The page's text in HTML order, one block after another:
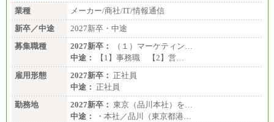
業種
メーカー/商社/IT/情報通信
新卒／中途
2027新卒・中途
募集職種
2027新卒：
（１）マーケティン…
中途：
【1】事務職 【2】営…
雇用形態
2027新卒： 正社員
中途： 正社員
勤務地
2027新卒： 東京（品川本社）を…
中途：
・本社／品川（東京都港…